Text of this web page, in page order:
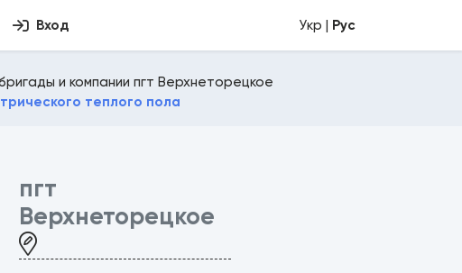
Вход Укр | Рус
и компании пгт Верхнеторецкое
теплого пола
пгт
Верхнеторецкое